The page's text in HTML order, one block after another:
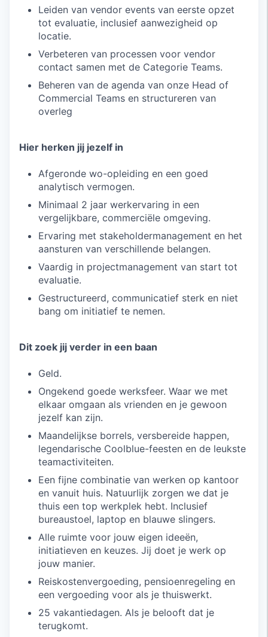
Leiden van vendor events van eerste opzet
tot evaluatie, inclusief aanwezigheid op
locatie.
Verbeteren van processen voor vendor
contact samen met de Categorie Teams.
Beheren van de agenda van onze Head of
Commercial Teams en structureren van
overleg
Hier herken jij jezelf in
Afgeronde wo-opleiding en een goed
analytisch vermogen.
Minimaal 2 jaar werkervaring in een
vergelijkbare, commerciële omgeving.
Ervaring met stakeholdermanagement en het
aansturen van verschillende belangen.
Vaardig in projectmanagement van start tot
evaluatie.
Gestructureerd, communicatief sterk en niet
bang om initiatief te nemen.
Dit zoek jij verder in een baan
Geld.
Ongekend goede werksfeer. Waar we met
elkaar omgaan als vrienden en je gewoon
jezelf kan zijn.
Maandelijkse borrels, versbereide happen,
legendarische Coolblue-feesten en de leukste
teamactiviteiten.
Een fijne combinatie van werken op kantoor
en vanuit huis. Natuurlijk zorgen we dat je
thuis een top werkplek hebt. Inclusief
bureaustoel, laptop en blauwe slingers.
Alle ruimte voor jouw eigen ideeën,
initiatieven en keuzes. Jij doet je werk op
jouw manier.
Reiskostenvergoeding, pensioenregeling en
een vergoeding voor als je thuiswerkt.
25 vakantiedagen. Als je belooft dat je
terugkomt.